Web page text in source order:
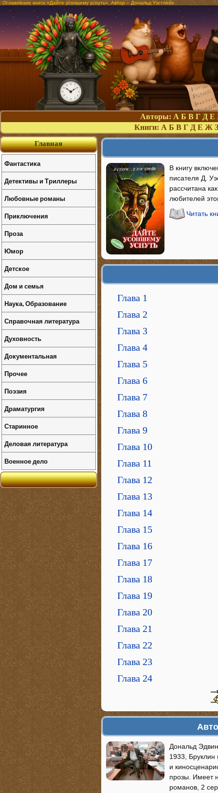
Оглавление книги «Дайте усопшему уснуть». Автор – Дональд Уэстлейк
Авторы: А Б В Г Д Е
Книги: А Б В Г Д Е Ж З
В книгу
писателя Д.
рассчитана
любителей
Читать
Глава 1
Глава 2
Глава 3
Глава 4
Глава 5
Глава 6
Глава 7
Глава 8
Глава 9
Глава 10
Глава 11
Глава 12
Глава 13
Глава 14
Глава 15
Глава 16
Глава 17
Глава 18
Глава 19
Глава 20
Глава 21
Глава 22
Глава 23
Глава 24
Дональд
1933,
и
прозы. Имеет
романов, 2
Главная
Фантастика
Детективы и Триллеры
Любовные романы
Приключения
Проза
Юмор
Детское
Дом и семья
Наука, Образование
Справочная литература
Духовность
Документальная
Прочее
Поэзия
Драматургия
Старинное
Деловая литература
Военное дело